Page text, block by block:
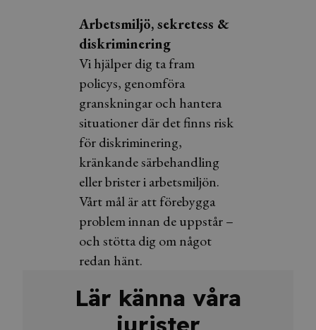
Arbetsmiljö, sekretess &
diskriminering
Vi hjälper dig ta fram
policys, genomföra
granskningar och hantera
situationer där det finns risk
för diskriminering,
kränkande särbehandling
eller brister i arbetsmiljön.
Vårt mål är att förebygga
problem innan de uppstår –
och stötta dig om något
redan hänt.
Lär känna våra
jurister